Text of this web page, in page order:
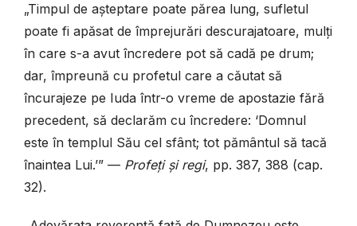
„Timpul de așteptare poate părea lung, sufletul
poate fi apăsat de împrejurări descurajatoare, mulți
în care s-a avut încredere pot să cadă pe drum;
dar, împreună cu profetul care a căutat să
încurajeze pe Iuda într-o vreme de apostazie fără
precedent, să declarăm cu încredere: ‘Domnul
este în templul Său cel sfânt; tot pământul să tacă
înaintea Lui.’” — Profeți și regi, pp. 387, 388 (cap.
32).